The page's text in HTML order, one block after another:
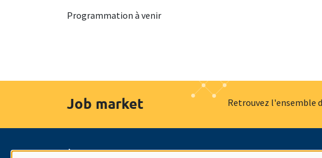
Programmation à venir
Job market Retrouvez l'ensemble
À propos Nos engagements Hommage à Actualités